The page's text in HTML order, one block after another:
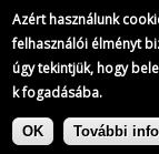
Azért használunk
felhasználói élményt
úgy tekintjük, hogy
k fogadásába.
OK További
Ugrás
Címke: